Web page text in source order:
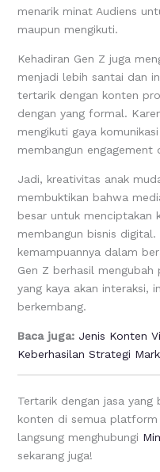
menarik minat Audiens
maupun mengikuti.
Kehadiran Gen Z juga
menjadi lebih santai dan
tertarik dengan konten
dengan yang formal.
mengikuti gaya
membangun engagement
Jadi, kreativitas anak
membuktikan bahwa
besar untuk menciptakan
membangun bisnis
kemampuannya dalam
Gen Z berhasil
yang kaya akan interaksi,
berkembang.
Baca juga: Jenis Konten
Keberhasilan Strategi
Tertarik dengan jasa yang
konten di semua
langsung menghubungi
sekarang juga!